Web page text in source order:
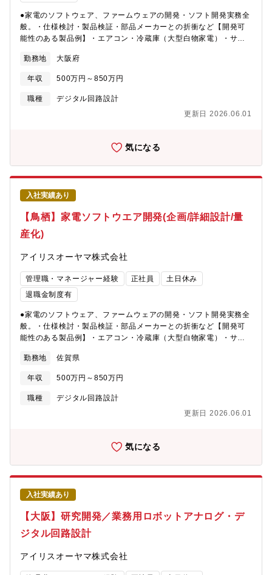
●家電のソフトウェア、ファームウェアの開発・ソフト開発実務全
般。・仕様検討・製品検証・部品メーカーとの折衝など【開発可
能性のある製品例】・エアコン・冷蔵庫（大型白物家電）・サイ
電（サーキュレーター/扇風機等）・電子文具（シュレッダー/ラミ
ネーター等）・理美容家電★募集している人材のイメージ・自分
のアイデアを具現化したい・いつも新しい分野に目標を持ちチャ
レンジできる人・失敗しても次に活かせるプラス思考・量産品に
勤務地 大阪府
年収 500万円～850万円
職種
デジタル回路設計
更新日 2026.06.01
気になる
入社実績あり
【鳥栖】家電ソフトウエア開発(企画/詳細設計/量
産化)
アイリスオーヤマ株式会社
管理職・マネージャー経験 正社員
土日休み
退職金制度有
●家電のソフトウェア、ファームウェアの開発・ソフト開発実務全
般。・仕様検討・製品検証・部品メーカーとの折衝など【開発可
能性のある製品例】・エアコン・冷蔵庫（大型白物家電）・サイ
電（サーキュレーター/扇風機等）・電子文具（シュレッダー/ラミ
ネーター等）・理美容家電★募集している人材のイメージ・自分
のアイデアを具現化したい・いつも新しい分野に目標を持ちチャ
レンジできる人・失敗しても次に活かせるプラス思考・量産品に
勤務地 佐賀県
年収 500万円～850万円
職種
デジタル回路設計
更新日 2026.06.01
気になる
入社実績あり
【大阪】研究開発／業務用ロボットアナログ・デ
ジタル回路設計
アイリスオーヤマ株式会社